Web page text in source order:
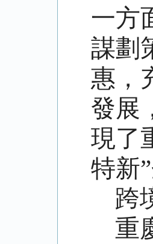
一方
謀劃
惠，
發展
現了
特新
跨
重